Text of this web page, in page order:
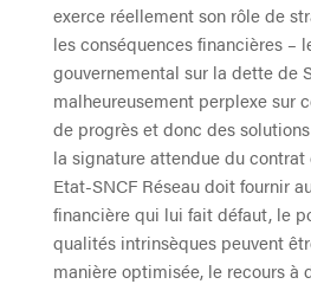
exerce réellement son rôle de
les conséquences financières –
gouvernemental sur la dette de
malheureusement perplexe sur
de progrès et donc des
la signature attendue du
Etat-SNCF Réseau doit fournir
financière qui lui fait défaut, le
qualités intrinsèques peuvent
manière optimisée, le recours à